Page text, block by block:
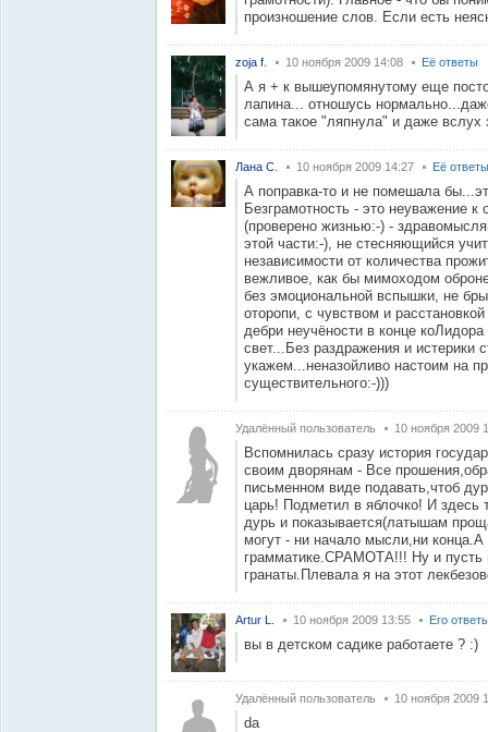
произношение слов. Если есть
zoja f. 10 ноября 2009 14:08 Её ответы
А я + к вышеупомянутому еще
лапина... отношусь
сама такое "ляпнула" и даже вслух
Лана С. 10 ноября 2009 14:27 Её ответы
А поправка-то и не помешала
Безграмотность - это неуважение
(проверено жизнью:-) -
этой части:-), не стесняющийся
независимости от количества
вежливое, как бы мимоходом
без эмоциональной вспышки, не
оторопи, с чувством и
дебри неучёности в конце
свет...Без раздражения и истерики
укажем...неназойливо настоим на
существительного:-)))
Удалённый пользователь 10 ноября 2009
Вспомнилась сразу история
своим дворянам - Все
письменном виде подавать,чтоб
царь! Подметил в яблочко! И здесь
дурь и показывается(латышам
могут - ни начало мысли,ни конца.А
грамматике.СРАМОТА!!! Ну и пусть
гранаты.Плевала я на этот
Artur L. 10 ноября 2009 13:55 Его
вы в детском садике работаете ? :)
Удалённый пользователь 10 ноября 2009
da